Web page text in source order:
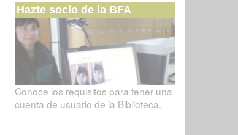
Hazte socio de la BFA
Conoce los requisitos para tener una
cuenta de usuario de la Biblioteca.